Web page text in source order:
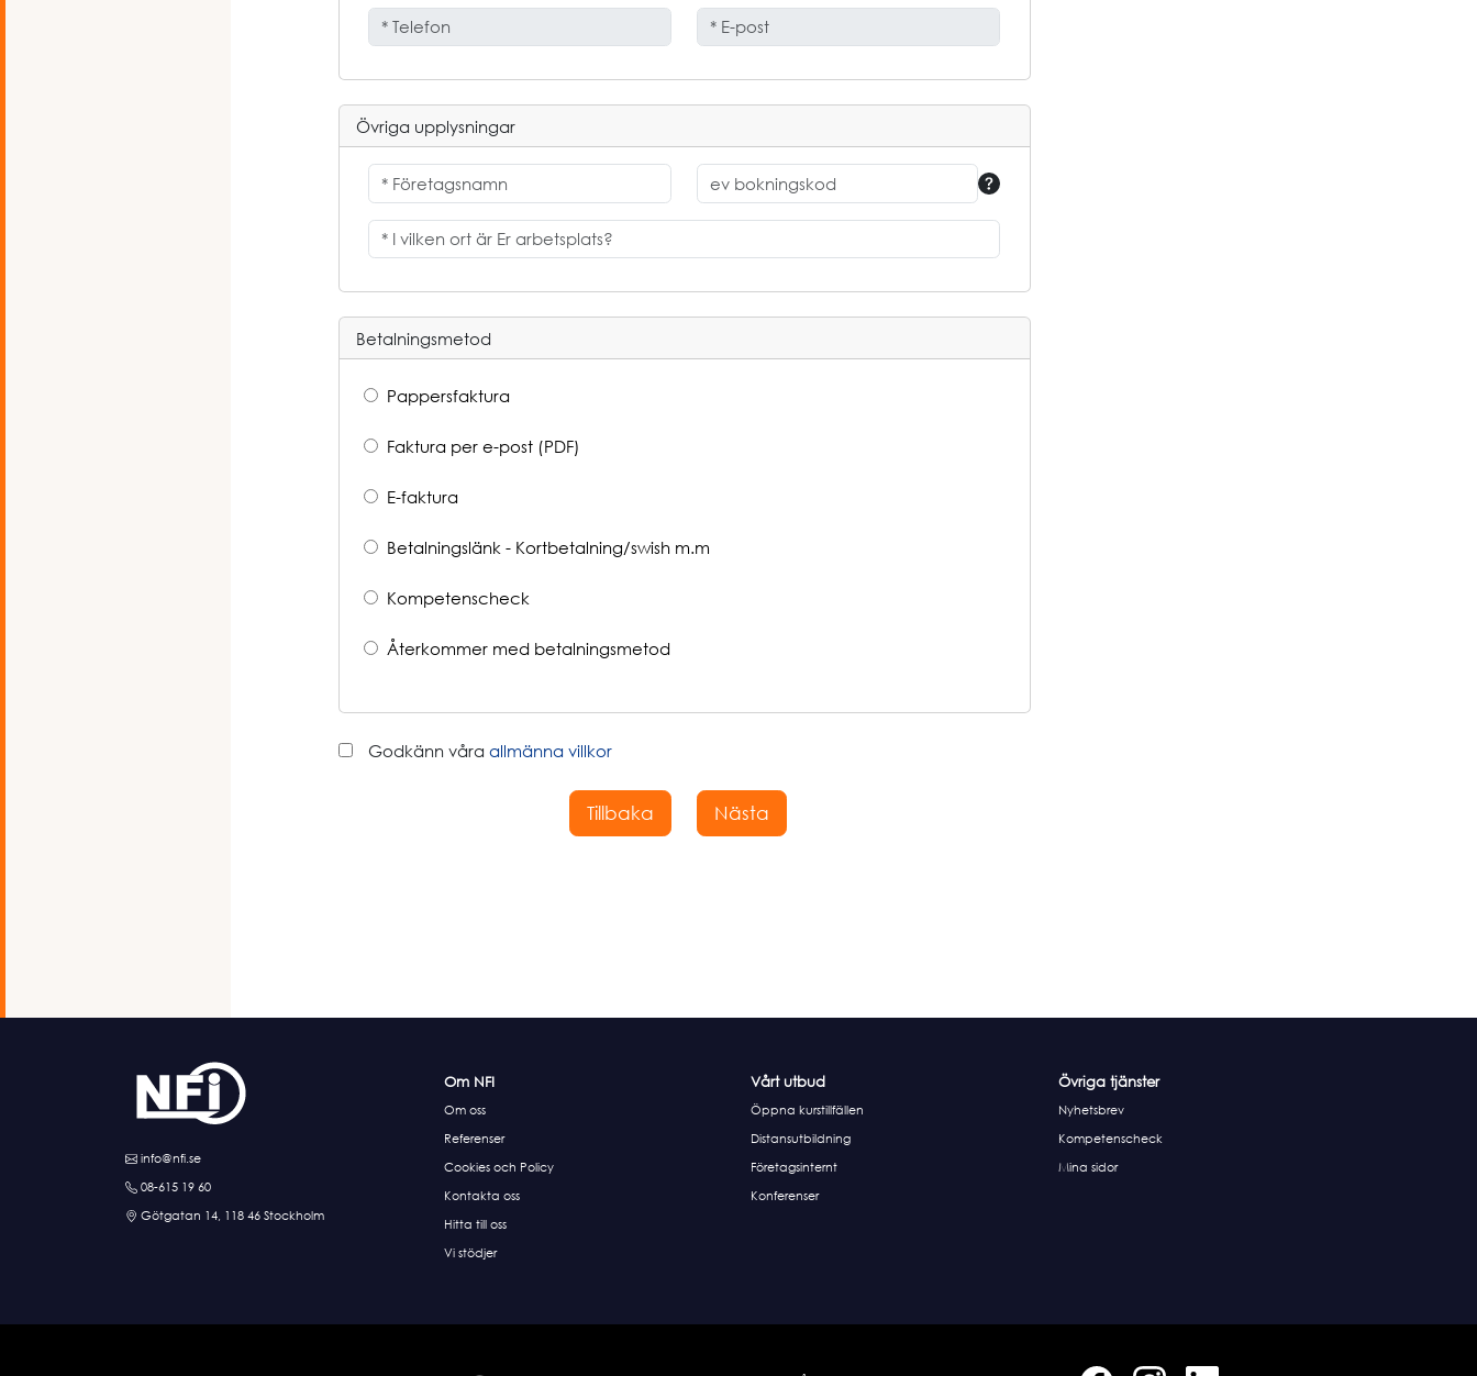
Övriga upplysningar
Betalningsmetod
Pappersfaktura
Faktura per e-post (PDF)
E-faktura
Betalningslänk - Kortbetalning/swish m.m
Kompetenscheck
Återkommer med betalningsmetod
Godkänn våra allmänna villkor
Tillbaka
info@nfi.se
08-615 19 60
Götgatan 14, 118 46 Stockholm
Om NFI
Om oss
Referenser
Cookies och Policy
Kontakta oss
Hitta till oss
Vi stödjer
Vårt utbud
Öppna kurstillfällen
Distansutbildning
Företagsinternt
Konferenser
Övriga tjänster
Nyhetsbrev
Kompetenscheck
Mina sidor